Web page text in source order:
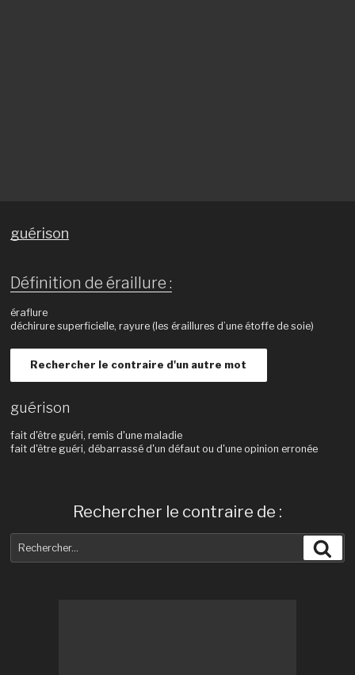
guérison
Définition de éraillure :
éraflure
déchirure superficielle, rayure (les éraillures d’une étoffe de soie)
Rechercher le contraire d'un autre mot
guérison
fait d'être guéri, remis d'une maladie
fait d'être guéri, débarrassé d'un défaut ou d'une opinion erronée
Rechercher le contraire de :
pour